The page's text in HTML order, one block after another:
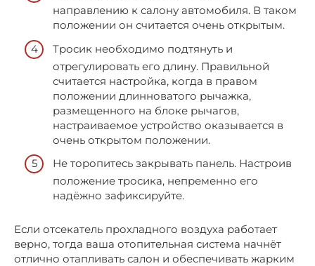
направлению к салону автомобиля. В таком
положении он считается очень открытым.
Тросик необходимо подтянуть и
отрегулировать его длину. Правильной
считается настройка, когда в правом
положении длинноватого рычажка,
размещенного на блоке рычагов,
настраиваемое устройство оказывается в
очень открытом положении.
Не торопитесь закрывать панель. Настроив
положение тросика, непременно его
надёжно зафиксируйте.
Если отсекатель прохладного воздуха работает
верно, тогда ваша отопительная система начнёт
отлично отапливать салон и обеспечивать жарким